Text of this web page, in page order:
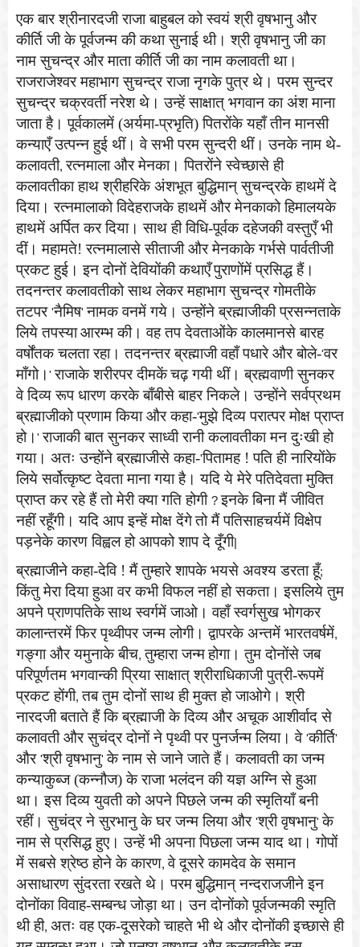
एक बार श्रीनारदजी राजा बाहुबल को स्वयं श्री वृषभानु और
कीर्ति जी के पूर्वजन्म की कथा सुनाई थी। श्री वृषभानु जी का
नाम सुचन्द्र और माता कीर्ति जी का नाम कलावती था।
राजराजेश्वर महाभाग सुचन्द्र राजा नृगके पुत्र थे। परम सुन्दर
सुचन्द्र चक्रवर्ती नरेश थे। उन्हें साक्षात् भगवान का अंश माना
जाता है। पूर्वकालमें (अर्यमा-प्रभृति) पितरोंके यहाँ तीन मानसी
कन्याएँ उत्पन्न हुई थीं। वे सभी परम सुन्दरी थीं। उनके नाम थे-
कलावती,रत्नमाला और मेनका। पितरोंने स्वेच्छासे ही
कलावतीका हाथ श्रीहरिके अंशभूत बुद्धिमान् सुचन्द्रके हाथमें दे
दिया। रत्नमालाको विदेहराजके हाथमें और मेनकाको हिमालयके
हाथमें अर्पित कर दिया। साथ ही विधि-पूर्वक दहेजकी वस्तुएँ भी
दीं। महामते! रत्नमालासे सीताजी और मेनकाके गर्भसे पार्वतीजी
प्रकट हुई। इन दोनों देवियोंकी कथाएँपुराणोंमें प्रसिद्ध हैं।
तदनन्तर कलावतीको साथ लेकर महाभाग सुचन्द्र गोमतीके
तटपर 'नैमिष'नामक वनमें गये। उन्होंने ब्रह्माजीकी प्रसन्नताके
लिये तपस्याआरम्भ की। वह तप देवताओंके कालमानसे बारह
वर्षोंतक चलता रहा। तदनन्तर ब्रह्माजी वहाँ पधारे और बोले-'वर
माँगो। 'राजाके शरीरपर दीमकेंचढ़ गयी थीं। ब्रह्मवाणी सुनकर
वे दिव्य रूप धारण करके बाँबीसे बाहर निकले। उन्होंने सर्वप्रथम
ब्रह्माजीको प्रणाम किया और कहा-'मुझे दिव्य परात्पर मोक्ष प्राप्त
हो। 'राजाकी बात सुनकर साध्वी रानी कलावतीका मन दुःखी हो
गया। अतः उन्होंने ब्रह्माजीसे कहा-'पितामह ! पति ही नारियोंके
लिये सर्वोत्कृष्ट देवता माना गया है। यदि ये मेरे पतिदेवता मुक्ति
प्राप्त कर रहे हैं तो मेरी क्या गति होगी ?इनके बिना मैं जीवित
नहीं रहूँगी। यदि आप इन्हें मोक्ष देंगेतो मैं पतिसाहचर्यमें विक्षेप
पड़नेके कारण विह्वल हो आपको शाप दे दूँगी|
ब्रह्माजीने कहा-देवि ! मैं तुम्हारे शापके भयसे अवश्य डरता हूँ;
किंतु मेरा दिया हुआ वर कभी विफल नहीं हो सकता। इसलिये तुम
अपने प्राणपतिकेसाथ स्वर्गमें जाओ। वहाँ स्वर्गसुख भोगकर
कालान्तरमें फिर पृथ्वीपर जन्म लोगी। द्वापरके अन्तमें भारतवर्षमें,
गङ्गा और यमुनाके बीच,तुम्हारा जन्महोगा। तुम दोनोंसे जब
परिपूर्णतम भगवान्की प्रिया साक्षात् श्रीराधिकाजी पुत्री-रूपमें
प्रकट होंगी,तब तुम दोनों साथ ही मुक्त हो जाओगे। श्री
नारदजी बताते हैं कि ब्रह्माजी के दिव्य और अचूक आशीर्वाद से
कलावती और सुचंद्र दोनों ने पृथ्वी पर पुनर्जन्म लिया। वे 'कीर्ति'
और 'श्री वृषभानु'के नाम से जाने जाते हैं। कलावती का जन्म
कन्याकुब्ज (कन्नौज) के राजा भलंदन की यज्ञ अग्नि से हुआ
था। इस दिव्य युवती को अपने पिछले जन्म की स्मृतियाँ बनी
रहीं। सुचंद्र ने सुरभानु के घर जन्म लिया और 'श्री वृषभानु'के
नाम से प्रसिद्ध हुए। उन्हें भी अपना पिछला जन्म याद था। गोपों
में सबसे श्रेष्ठ होने के कारण,वे दूसरे कामदेव के समान
असाधारण सुंदरता रखते थे। परमबुद्धिमान् नन्दराजजीने इन
दोनोंका विवाह-सम्बन्ध जोड़ा था। उन दोनोंको पूर्वजन्मकी स्मृति
थी ही, अतः वह एक-दूसरेको चाहते भी थे और दोनोंकी इच्छासे ही